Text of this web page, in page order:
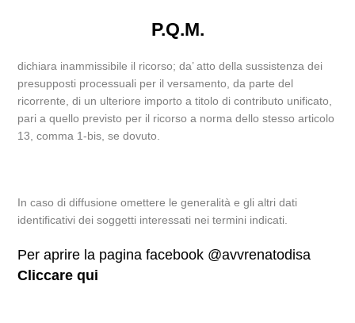
P.Q.M.
dichiara inammissibile il ricorso; da’ atto della sussistenza dei
presupposti processuali per il versamento, da parte del
ricorrente, di un ulteriore importo a titolo di contributo unificato,
pari a quello previsto per il ricorso a norma dello stesso articolo
13, comma 1-bis, se dovuto.
In caso di diffusione omettere le generalità e gli altri dati
identificativi dei soggetti interessati nei termini indicati.
Per aprire la pagina facebook @avvrenatodisa
Cliccare qui